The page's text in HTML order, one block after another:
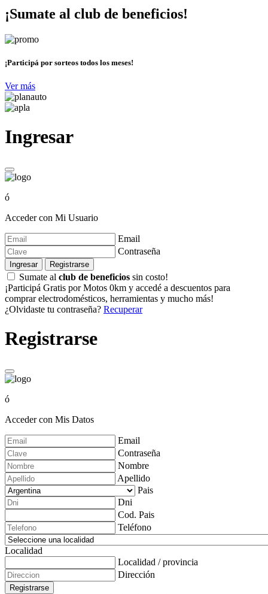
¡Sumate al club de beneficios!
¡Participá por sorteos todos los meses!
Ver más
Ingresar
ó
Acceder con Mi Usuario
Email
Contraseña
Ingresar Registrarse
Sumate al club de beneficios sin costo!
¡Participá Gratis por Motos 0km y accedé a descuentos para
comprar electrodomésticos, herramientas y mucho más!
¿Olvidaste tu contraseña? Recuperar
Registrarse
ó
Acceder con Mis Datos
Email
Contraseña
Nombre
Apellido
Pais
Dni
Cod. Pais
Teléfono
Localidad
Localidad / provincia
Dirección
Registrarse